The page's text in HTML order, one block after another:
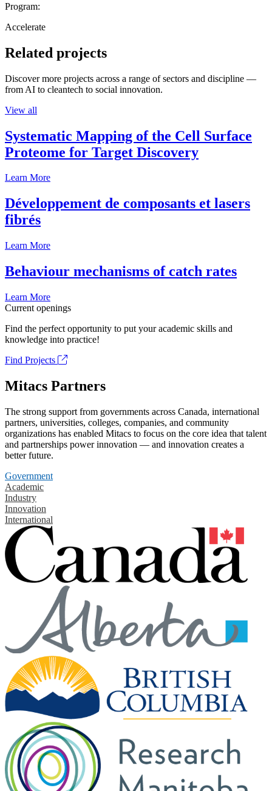
Program:
Accelerate
Related projects
Discover more projects across a range of sectors and discipline —
from AI to cleantech to social innovation.
View all
Systematic Mapping of the Cell Surface
Proteome for Target Discovery
Learn More
Développement de composants et lasers
fibrés
Learn More
Behaviour mechanisms of catch rates
Learn More
Current openings
Find the perfect opportunity to put your academic skills and
knowledge into practice!
Find Projects
Mitacs Partners
The strong support from governments across Canada, international
partners, universities, colleges, companies, and community
organizations has enabled Mitacs to focus on the core idea that talent
and partnerships power innovation — and innovation creates a
better future.
Government
Academic
Industry
Innovation
International